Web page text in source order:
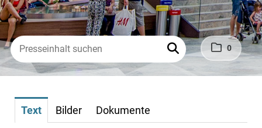
0
Text Bilder Dokumente